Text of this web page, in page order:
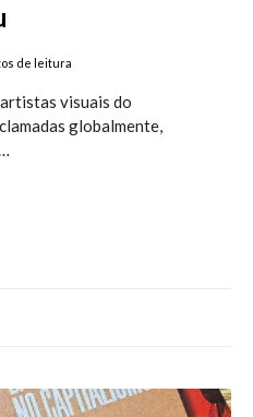
de leitura
visuais do
globalmente,